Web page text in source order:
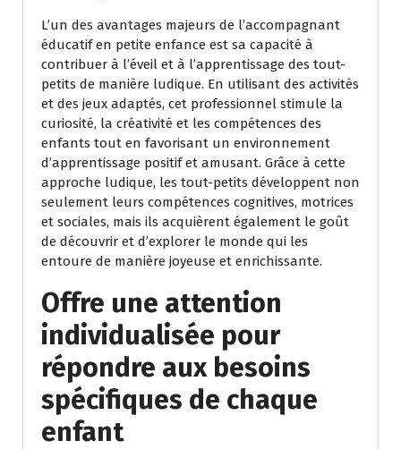
L’un des avantages majeurs de l’accompagnant
éducatif en petite enfance est sa capacité à
contribuer à l’éveil et à l’apprentissage des tout-
petits de manière ludique. En utilisant des activités
et des jeux adaptés, cet professionnel stimule la
curiosité, la créativité et les compétences des
enfants tout en favorisant un environnement
d’apprentissage positif et amusant. Grâce à cette
approche ludique, les tout-petits développent non
seulement leurs compétences cognitives, motrices
et sociales, mais ils acquièrent également le goût
de découvrir et d’explorer le monde qui les
entoure de manière joyeuse et enrichissante.
Offre une attention
individualisée pour
répondre aux besoins
spécifiques de chaque
enfant